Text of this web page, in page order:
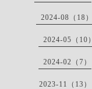
2024-08（18）
2024-05（10）
2024-02（7）
2023-11（13）